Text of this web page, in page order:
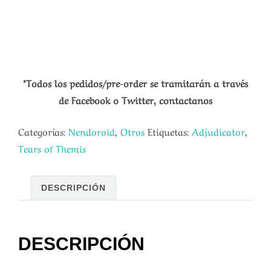
*Todos los pedidos/pre-order se tramitarán a través
de Facebook o Twitter, contactanos
Categorías: Nendoroid Otros Etiquetas: Adjudicator
Tears of Themis
DESCRIPCIÓN
DESCRIPCIÓN